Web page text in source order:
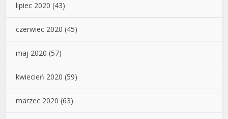
lipiec 2020 (43)
czerwiec 2020 (45)
maj 2020 (57)
kwiecień 2020 (59)
marzec 2020 (63)